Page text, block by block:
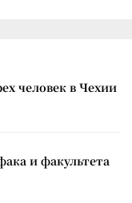
человек в Чехии
и факультета